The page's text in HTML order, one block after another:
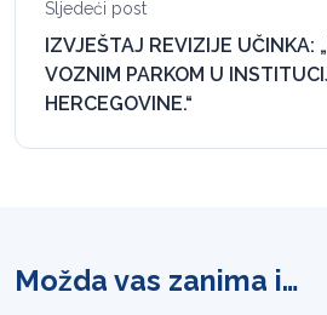
Sljedeći post
IZVJEŠTAJ REVIZIJE UČINKA:
VOZNIM PARKOM U
HERCEGOVINE.“
Možda vas zanima i…